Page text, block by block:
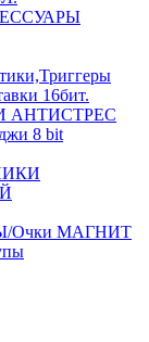
16бит.
АНТИСТРЕС
8 bit
Очки МАГНИТ